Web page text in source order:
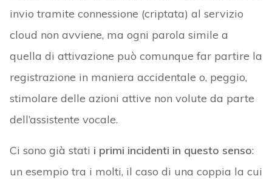
invio tramite connessione (criptata) al servizio
cloud non avviene, ma ogni parola simile a
quella di attivazione può comunque far partire la
registrazione in maniera accidentale o, peggio,
stimolare delle azioni attive non volute da parte
dell’assistente vocale.
Ci sono già stati i primi incidenti in questo senso:
un esempio tra i molti, il caso di una coppia la cui